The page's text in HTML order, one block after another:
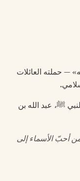
— حملته العائلات
ﷺ، عبد الله بن
أحبّ الأسماء إلى